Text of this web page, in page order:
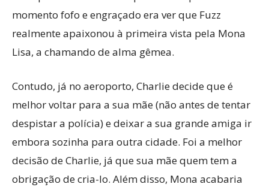
momento fofo e engraçado era ver que Fuzz
realmente apaixonou à primeira vista pela Mona
Lisa, a chamando de alma gêmea.
Contudo, já no aeroporto, Charlie decide que é
melhor voltar para a sua mãe (não antes de tentar
despistar a polícia) e deixar a sua grande amiga ir
embora sozinha para outra cidade. Foi a melhor
decisão de Charlie, já que sua mãe quem tem a
obrigação de cria-lo. Além disso, Mona acabaria